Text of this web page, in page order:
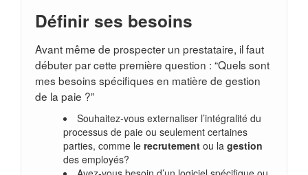
Définir ses besoins
Avant même de prospecter un prestataire, il faut
débuter par cette première question : “Quels sont
mes besoins spécifiques en matière de gestion
de la paie ?”
Souhaitez-vous externaliser l’intégralité du
processus de paie ou seulement certaines
parties, comme le recrutementou la gestion
des employés?